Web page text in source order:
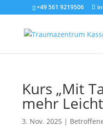
+49 561 9219506
Kurs „Mit
mehr
3. Nov. 2025 |